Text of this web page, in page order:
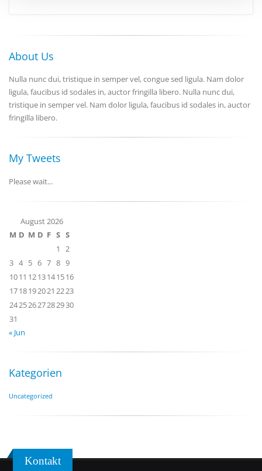
Partner führen diese Informationen möglicherweise mit
haben oder die sie im Rahmen Ihrer Nutzung der Dienste
gesammelt haben.
About Us
Nulla nunc dui, tristique in semper vel, congue sed ligula. Nam dolor
ligula, faucibus id sodales in, auctor fringilla libero. Nulla nunc dui,
tristique in semper vel. Nam dolor ligula, faucibus id sodales in, auctor
fringilla libero.
My Tweets
Please wait...
August 2026
M D M D F S S
1
2
3 4 5 6 7 8 9
1011 1213141516
1718192021 2223
24252627282930
31
« Jun
Kategorien
Uncategorized
Kontakt